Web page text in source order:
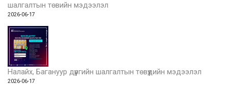
шалгалтын төвийн мэдээлэл
2026-06-17
Налайх, Багануур дүүргийн шалгалтын төвүүдийн мэдээлэл
2026-06-17